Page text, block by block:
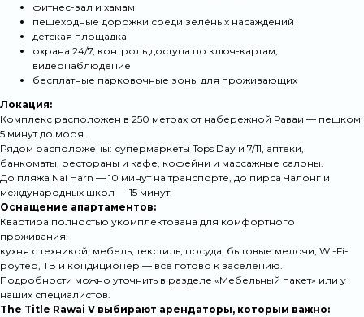
фитнес-зал и хамам
пешеходные дорожки среди зелёных насаждений
детская площадка
охрана 24/7, контроль доступа по ключ-картам,
видеонаблюдение
бесплатные парковочные зоны для проживающих
Локация:
Комплекс расположен в 250 метрах от набережной Раваи — пешком
5 минут до моря.
Рядом расположены: супермаркеты Tops Day и 7/11, аптеки,
банкоматы, рестораны и кафе, кофейни и массажные салоны.
До пляжа Nai Harn — 10 минут на транспорте, до пирса Чалонг и
международных школ — 15 минут.
Оснащение апартаментов:
Квартира полностью укомплектована для комфортного
проживания:
кухня с техникой, мебель, текстиль, посуда, бытовые мелочи, Wi-Fi-
роутер, ТВ и кондиционер — всё готово к заселению.
Подробности можно уточнить в разделе «Мебельный пакет» или у
наших специалистов.
The Title Rawai V выбирают арендаторы, которым важно: